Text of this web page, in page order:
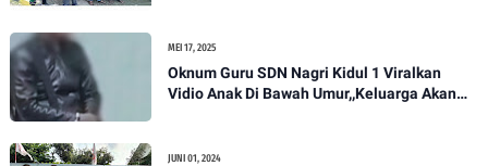
MEI 17, 2025
Oknum Guru SDN Nagri Kidul 1 Viralkan
Vidio Anak Di Bawah Umur,,Keluarga Akan
JUNI 01, 2024